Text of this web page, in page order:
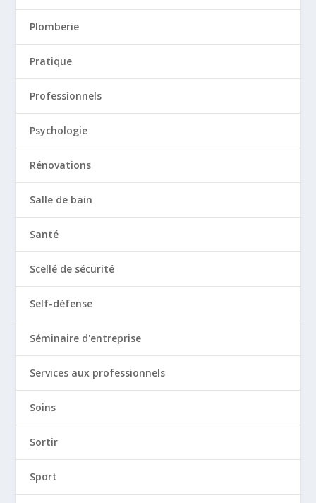
Plomberie
Pratique
Professionnels
Psychologie
Rénovations
Salle de bain
Santé
Scellé de sécurité
Self-défense
Séminaire d'entreprise
Services aux professionnels
Soins
Sortir
Sport